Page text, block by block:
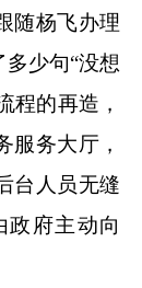
随杨飞办理
多少句“没想
程的再造，
服务大厅，
台人员无缝
政府主动向